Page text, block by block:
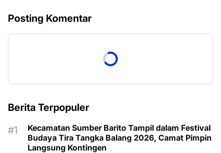
Posting Komentar
Berita Terpopuler
Kecamatan Sumber Barito Tampil dalam Festival
Budaya Tira Tangka Balang 2026, Camat Pimpin
Langsung Kontingen